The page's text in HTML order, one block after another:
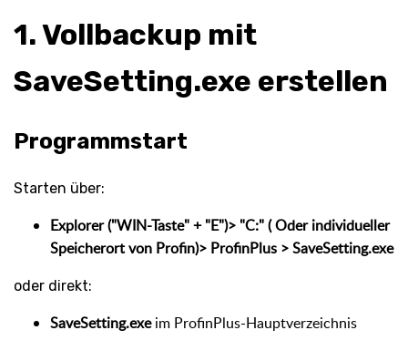
1. Vollbackup mit
SaveSetting.exe erstellen
Programmstart
Starten über:
Explorer ("WIN-Taste" + "E")> "C:" ( Oder individueller
Speicherort von Profin)> ProfinPlus > SaveSetting.exe
oder direkt:
SaveSetting.exeim ProfinPlus-Hauptverzeichnis